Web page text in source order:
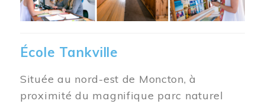
École Tankville
Située au nord-est de Moncton, à
proximité du magnifique parc naturel